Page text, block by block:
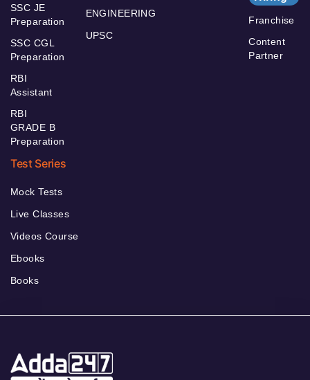
SSC JE
Preparation
SSC CGL
Preparation
RBI
Assistant
RBI
GRADE B
Preparation
ENGINEERING
UPSC
Franchise
Content
Partner
Test Series
Mock Tests
Live Classes
Videos Course
Ebooks
Books